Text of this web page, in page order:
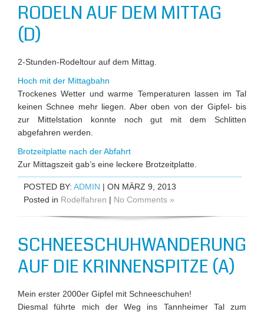
RODELN AUF DEM MITTAG
(D)
2-Stunden-Rodeltour auf dem Mittag.
Hoch mit der Mittagbahn
Trockenes Wetter und warme Temperaturen lassen im Tal
keinen Schnee mehr liegen. Aber oben von der Gipfel- bis
zur Mittelstation konnte noch gut mit dem Schlitten
abgefahren werden.
Brotzeitplatte nach der Abfahrt
Zur Mittagszeit gab’s eine leckere Brotzeitplatte.
POSTED BY: ADMIN | ON MÄRZ 9, 2013
Posted in Rodelfahren | No Comments »
SCHNEESCHUHWANDERUNG
AUF DIE KRINNENSPITZE (A)
Mein erster 2000er Gipfel mit Schneeschuhen!
Diesmal führte mich der Weg ins Tannheimer Tal zum